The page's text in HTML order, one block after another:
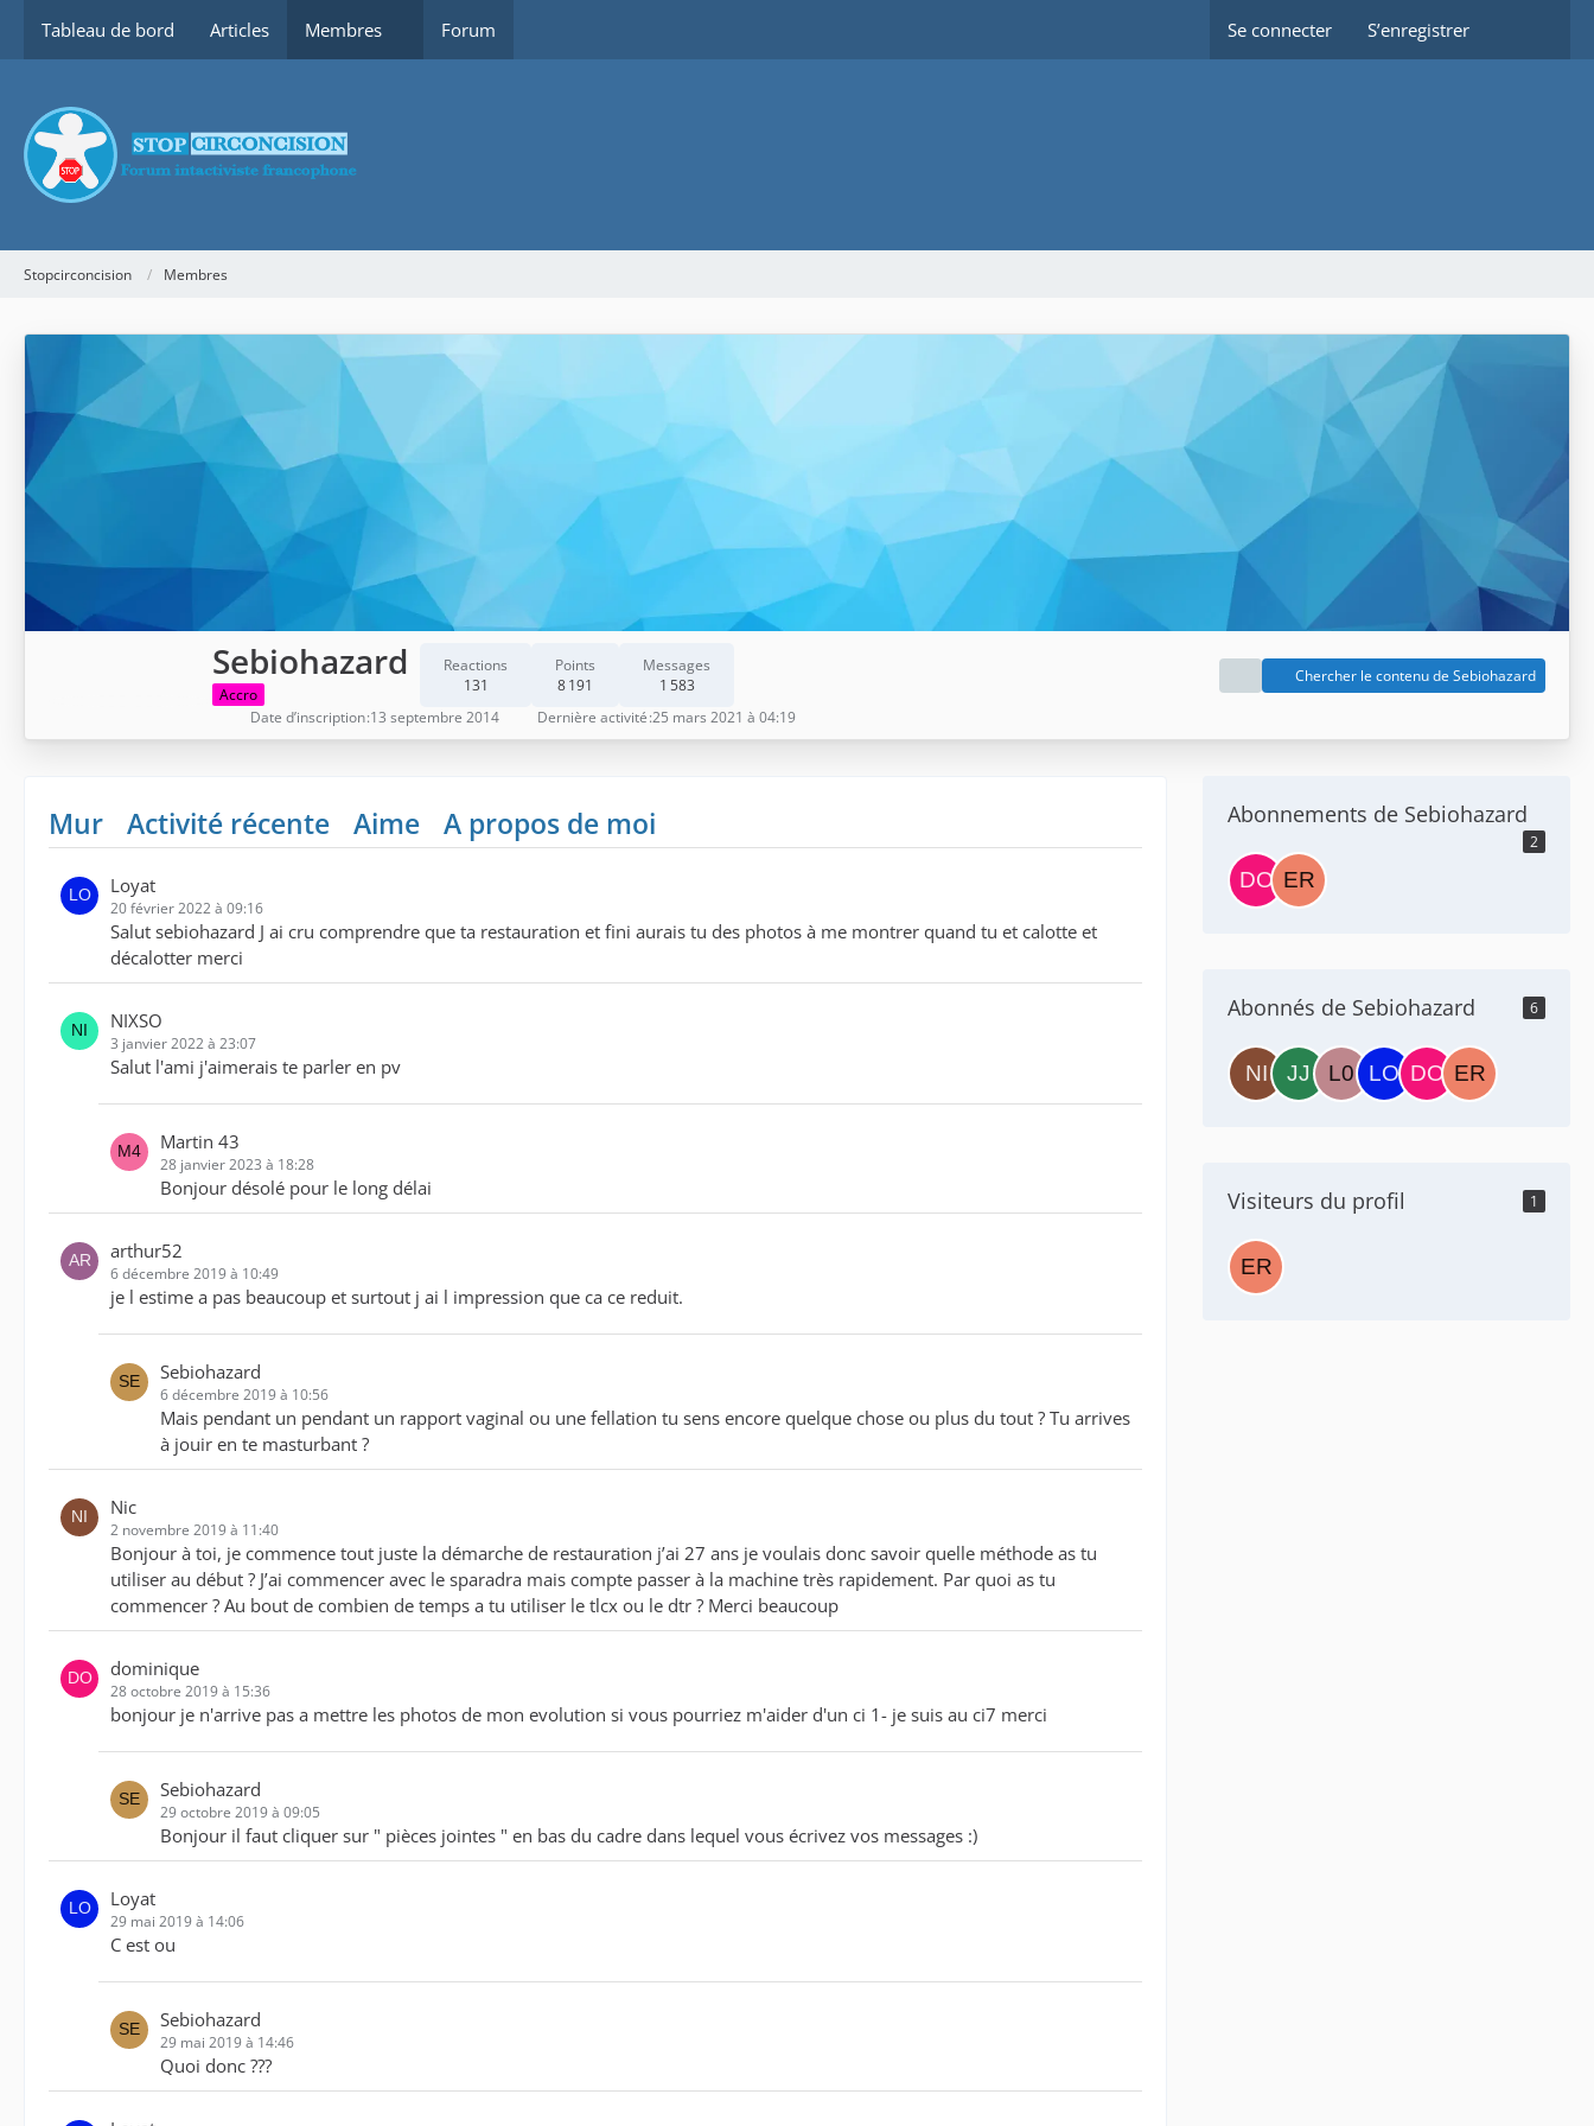
Tableau de bord Articles Membres Forum Se connecter S’enregistrer
Stopcirconcision Membres
Sebiohazard
Accro
Reactions
131
Points
8 191
Messages
1 583
Chercher le contenu de Sebiohazard
Date d’inscription 13 septembre 2014 Dernière activité 25 mars 2021 à 04:19
Mur Activité récente Aime A propos de moi
Loyat
20 février 2022 à 09:16
Salut sebiohazard J ai cru comprendre que ta restauration et fini aurais tu des photos à me montrer quand tu et calotte et
décalotter merci
NIXSO
3 janvier 2022 à 23:07
Salut l'ami j'aimerais te parler en pv
Martin 43
28 janvier 2023 à 18:28
Bonjour désolé pour le long délai
arthur52
6 décembre 2019 à 10:49
je l estime a pas beaucoup et surtout j ai l impression que ca ce reduit.
Sebiohazard
6 décembre 2019 à 10:56
Mais pendant un pendant un rapport vaginal ou une fellation tu sens encore quelque chose ou plus du tout ? Tu arrives
à jouir en te masturbant ?
Nic
2 novembre 2019 à 11:40
Bonjour à toi, je commence tout juste la démarche de restauration j’ai 27 ans je voulais donc savoir quelle méthode as tu
utiliser au début ? J’ai commencer avec le sparadra mais compte passer à la machine très rapidement. Par quoi as tu
commencer ? Au bout de combien de temps a tu utiliser le tlcx ou le dtr ? Merci beaucoup
dominique
28 octobre 2019 à 15:36
bonjour je n'arrive pas a mettre les photos de mon evolution si vous pourriez m'aider d'un ci 1- je suis au ci7 merci
Sebiohazard
29 octobre 2019 à 09:05
Bonjour il faut cliquer sur " pièces jointes " en bas du cadre dans lequel vous écrivez vos messages :)
Loyat
29 mai 2019 à 14:06
C est ou
Sebiohazard
29 mai 2019 à 14:46
Quoi donc ???
Abonnements de Sebiohazard
2
Abonnés de Sebiohazard 6
Visiteurs du profil 1